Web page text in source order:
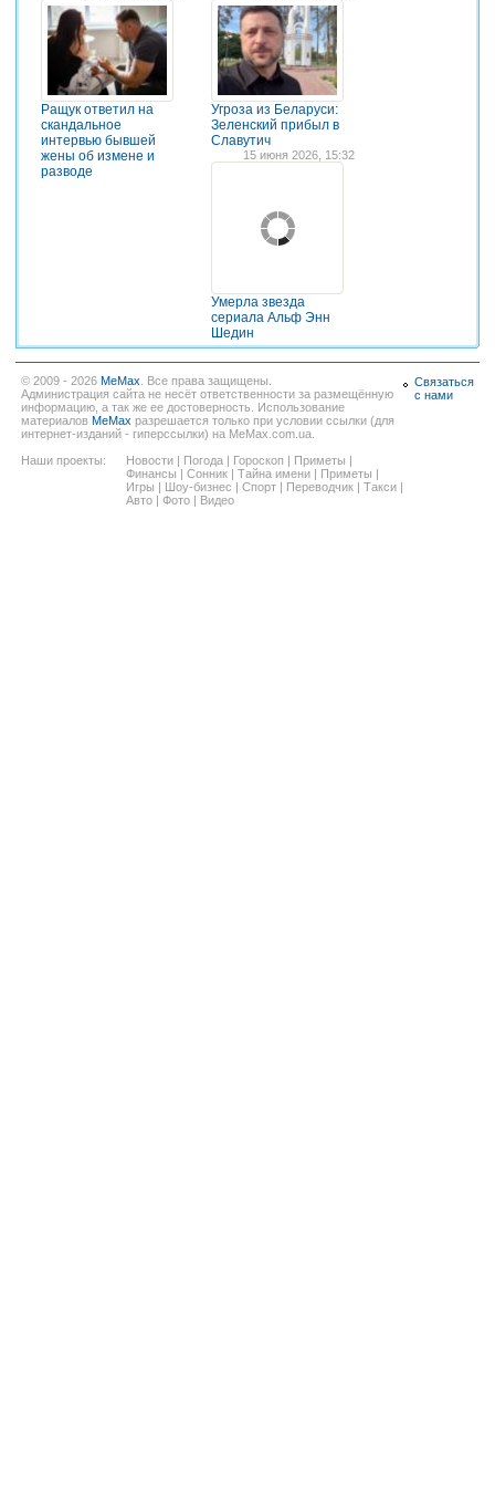
Ращук ответил на
скандальное
интервью бывшей
жены об измене и
разводе
Угроза из Беларуси:
Зеленский прибыл в
Славутич
15 июня 2026, 15:32
Умерла звезда
сериала Альф Энн
Шедин
© 2009 - 2026 MeMax . Все права защищены.
Администрация сайта не несёт ответственности за размещённую
информацию, а так же ее достоверность. Использование
материалов MeMax разрешается только при условии ссылки (для
интернет-изданий - гиперссылки) на MeMax.com.ua.
Наши проекты:
Новости | Погода | Гороскоп | Приметы |
Финансы | Сонник | Тайна имени | Приметы |
Игры | Шоу-бизнес | Спорт | Переводчик | Такси |
Авто | Фото | Видео
Связаться
с нами